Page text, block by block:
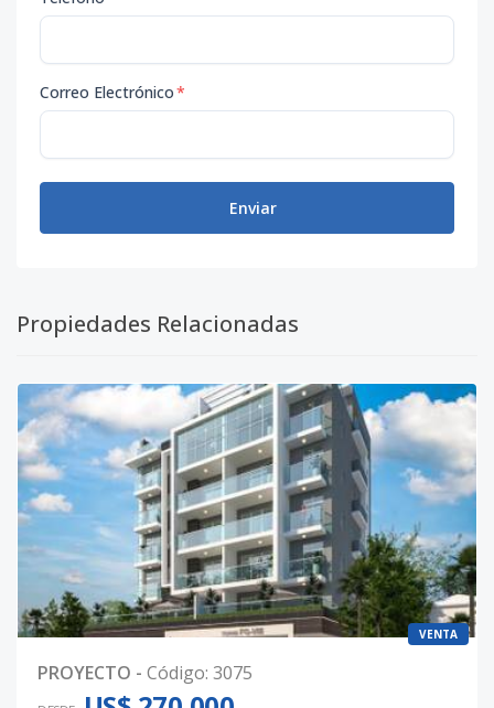
Correo Electrónico*
Enviar
Propiedades Relacionadas
VENTA
PROYECTO - Código: 3075